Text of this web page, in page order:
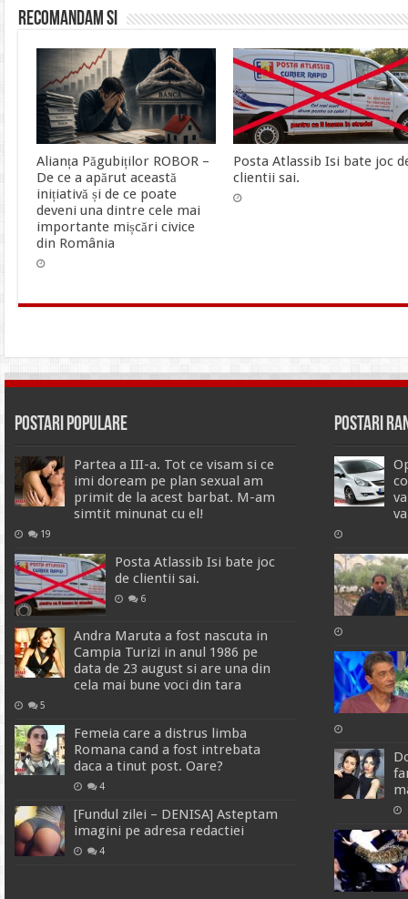
Recomandam si
Alianța Păgubiților ROBOR –
De ce a apărut această
inițiativă și de ce poate
deveni una dintre cele mai
importante mișcări civice
din România
Posta Atlassib Isi bate joc
clientii sai.
Postari Populare
Partea a III-a. Tot ce visam si ce
imi doream pe plan sexual am
primit de la acest barbat. M-am
simtit minunat cu el!
19
Posta Atlassib Isi bate joc
de clientii sai.
6
Andra Maruta a fost nascuta in
Campia Turizi in anul 1986 pe
data de 23 august si are una din
cela mai bune voci din tara
5
Femeia care a distrus limba
Romana cand a fost intrebata
daca a tinut post. Oare?
4
[Fundul zilei – DENISA] Asteptam
imagini pe adresa redactiei
4
Postari